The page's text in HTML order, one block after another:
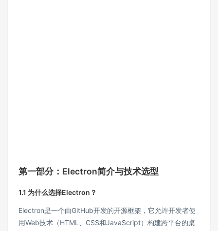
第一部分：Electron简介与技术选型
1.1 为什么选择Electron？
Electron是一个由GitHub开发的开源框架，它允许开发者使
用Web技术（HTML、CSS和JavaScript）构建跨平台的桌